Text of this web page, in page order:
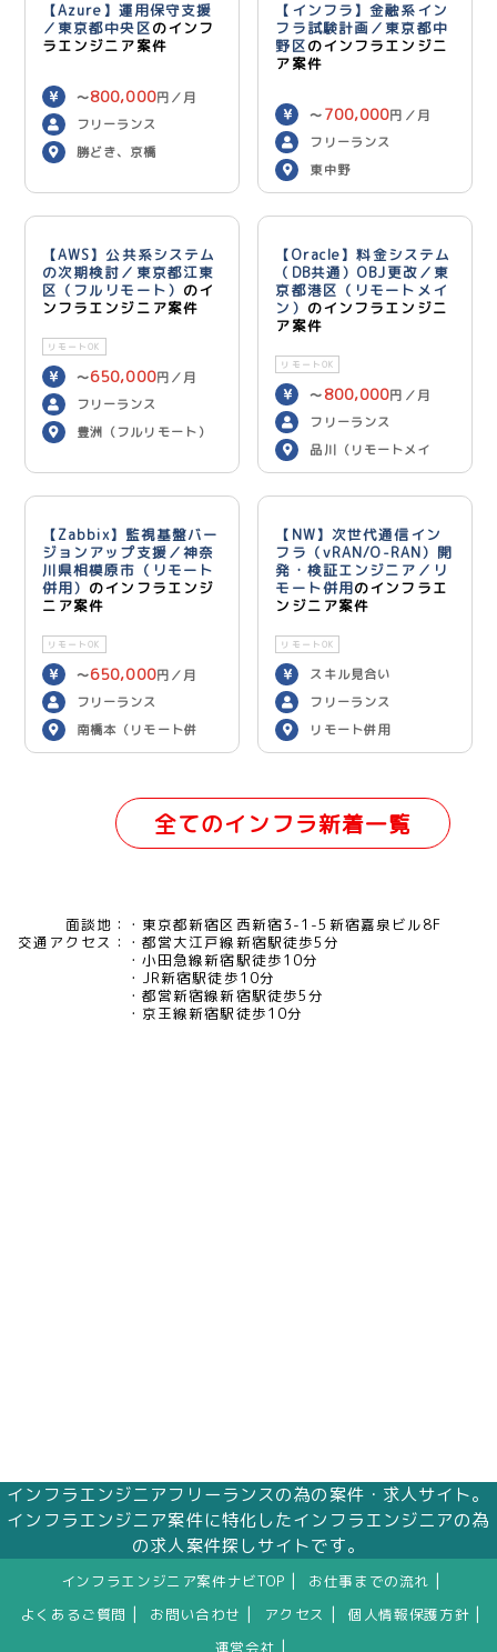
【Azure】運用保守支援
／東京都中央区のインフ
ラエンジニア案件
〜800,000円／月
フリーランス
勝どき、京橋
【インフラ】金融系イン
フラ試験計画／東京都中
野区のインフラエンジニ
ア案件
〜 700,000円／月
フリーランス
東中野
【AWS】公共系システム
の次期検討／東京都江東
区（フルリモート） のイ
ンフラエンジニア案件
リモートOK
〜650,000円／月
フリーランス
豊洲（フルリモート）
【Oracle】料金システム
（DB共通）OBJ更改／東
京都港区（リモートメイ
ン） のインフラエンジニ
ア案件
リモートOK
〜 800,000円／月
フリーランス
品川（リモートメイ
ン）
【Zabbix】監視基盤バー
ジョンアップ支援／神奈
川県相模原市（リモート
併用） のインフラエンジ
ニア案件
リモートOK
〜650,000円／月
フリーランス
南橋本（リモート併
用）
【NW】次世代通信イン
フラ（vRAN/O-RAN）開
発・検証エンジニア／リ
モート併用のインフラエ
ンジニア案件
リモートOK
スキル見合い
フリーランス
リモート併用
全てのインフラ新着一覧
面談地：
東京都新宿区西新宿3-1-5新宿嘉泉ビル8F
交通アクセス：
都営大江戸線新宿駅徒歩5分
小田急線新宿駅徒歩10分
JR新宿駅徒歩10分
都営新宿線新宿駅徒歩5分
京王線新宿駅徒歩10分
インフラエンジニアフリーランスの為の案件・求人サイト。
インフラエンジニア案件に特化したインフラエンジニアの為
の求人案件探しサイトです。
インフラエンジニア案件ナビTOP お仕事までの流れ
よくあるご質問 お問い合わせ アクセス 個人情報保護方針
運営会社